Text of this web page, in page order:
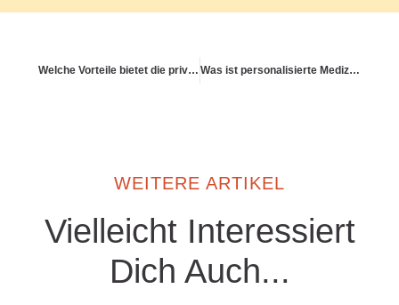
Welche Vorteile bietet die private Krankenversicherung für Selbstständige? Was ist personalisierte Medizin – und wo geht sie hin?
WEITERE ARTIKEL
Vielleicht Interessiert
Dich Auch...